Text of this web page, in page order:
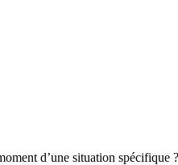
d’une situation spécifique